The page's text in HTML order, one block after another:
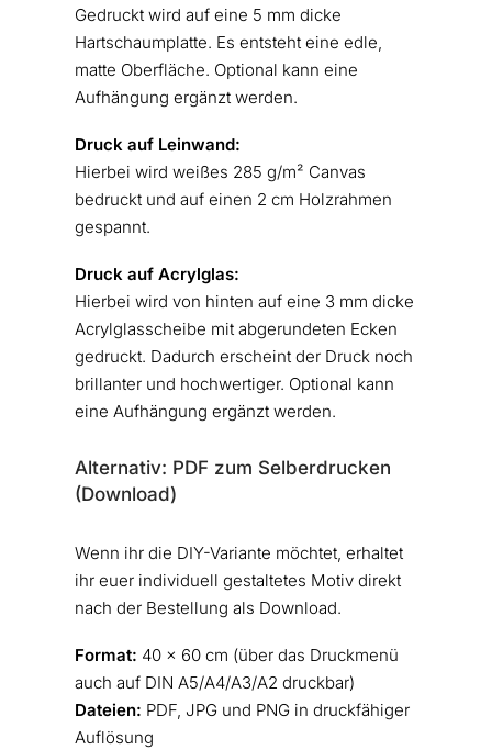
Gedruckt wird auf eine 5 mm dicke
Hartschaumplatte. Es entsteht eine edle,
matte Oberfläche. Optional kann eine
Aufhängung ergänzt werden.
Druck auf Leinwand:
Hierbei wird weißes 285 g/m² Canvas
bedruckt und auf einen 2 cm Holzrahmen
gespannt.
Druck auf Acrylglas:
Hierbei wird von hinten auf eine 3 mm dicke
Acrylglasscheibe mit abgerundeten Ecken
gedruckt. Dadurch erscheint der Druck noch
brillanter und hochwertiger. Optional kann
eine Aufhängung ergänzt werden.
Alternativ: PDF zum Selberdrucken
(Download)
Wenn ihr die DIY-Variante möchtet, erhaltet
ihr euer individuell gestaltetes Motiv direkt
nach der Bestellung als Download.
Format: 40 × 60 cm (über das Druckmenü
auch auf DIN A5/A4/A3/A2 druckbar)
Dateien: PDF, JPG und PNG in druckfähiger
Auflösung